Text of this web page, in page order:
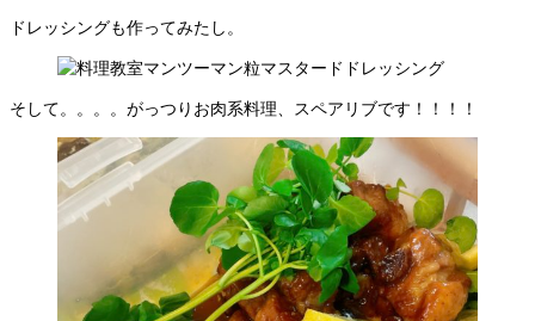
ドレッシングも作ってみたし。
そして。。。。がっつりお肉系料理、スペアリブです！！！！